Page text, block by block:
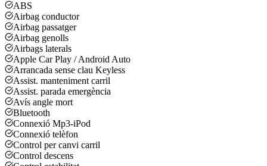
ABS
Airbag conductor
Airbag passatger
Airbag genolls
Airbags laterals
Apple Car Play / Android Auto
Arrancada sense clau Keyless
Assist. manteniment carril
Assist. parada emergència
Avís angle mort
Bluetooth
Connexió Mp3-iPod
Connexió telèfon
Control per canvi carril
Control descens